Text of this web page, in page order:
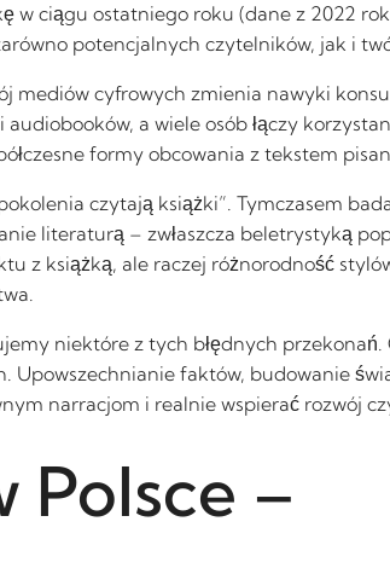
w ciągu ostatniego roku (dane z 2022
potencjalnych czytelników, jak i
mediów cyfrowych zmienia nawyki
a wiele osób łączy
formy obcowania z tekstem
czytają książki”. Tymczasem
literaturą – zwłaszcza beletrystyką
z książką, ale raczej różnorodność
niektóre z tych błędnych przekonań.
Upowszechnianie faktów, budowanie
narracjom i realnie wspierać rozwój
Polsce –